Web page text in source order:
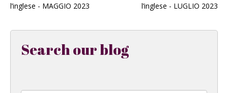
l’inglese - MAGGIO 2023
l’inglese - LUGLIO 2023
Search our blog